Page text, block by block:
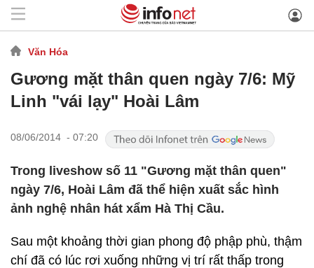
Văn Hóa
Gương mặt thân quen ngày 7/6: Mỹ
Linh "vái lạy" Hoài Lâm
08/06/2014 - 07:20
Trong liveshow số 11 "Gương mặt thân quen"
ngày 7/6, Hoài Lâm đã thể hiện xuất sắc hình
ảnh nghệ nhân hát xẩm Hà Thị Cầu.
Sau một khoảng thời gian phong độ phập phù, thậm
chí đã có lúc rơi xuống những vị trí rất thấp trong